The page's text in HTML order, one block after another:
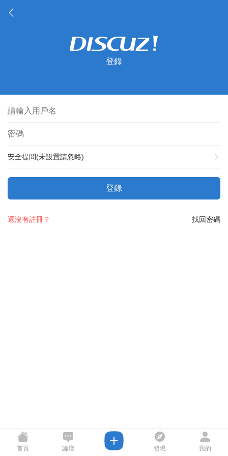
登錄
安全提問(未設置請忽略)
登錄
找回密碼
還沒有註冊？
首頁 論壇 發現 我的